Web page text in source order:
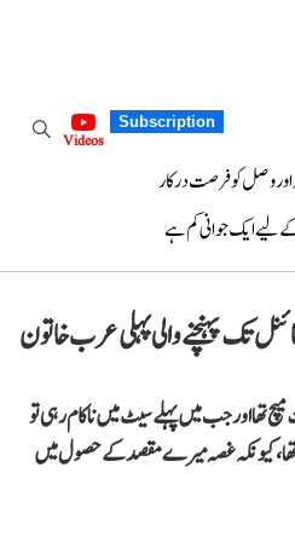
Subscription
Videos
اور وصل کو فرصت درکار
لیے ایک جوانی کم ہے
تک پہنچنے والی پہلی عرب خاتون
تھا اور جب میں پہلے سیٹ میں ناکام رہی تو
کیونکہ غصہ میرے مقصد کے حصول میں